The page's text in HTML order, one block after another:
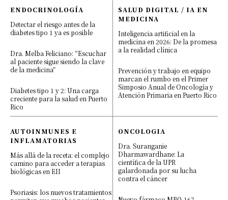
ENDOCRINOLOGÍA
Detectar el riesgo antes de la
diabetes tipo 1 ya es posible
Dra. Melba Feliciano: “Escuchar
al paciente sigue siendo la clave
de la medicina”
Diabetes tipo 1 y 2: Una carga
creciente para la salud en Puerto
Rico
SALUD DIGITAL / IA EN
MEDICINA
Inteligencia artificial en la
medicina en 2026: De la promesa
a la realidad clínica
Prevención y trabajo en equipo
marcan el rumbo en el Primer
Simposio Anual de Oncología y
Atención Primaria en Puerto Rico
AUTOINMUNES E
INFLAMATORIAS
Más allá de la receta: el complejo
camino para acceder a terapias
biológicas en EII
Psoriasis: los nuevos tratamientos
ONCOLOGIA
Dra. Suranganie
Dharmawardhane: La
científica de la UPR
galardonada por su lucha
contra el cáncer